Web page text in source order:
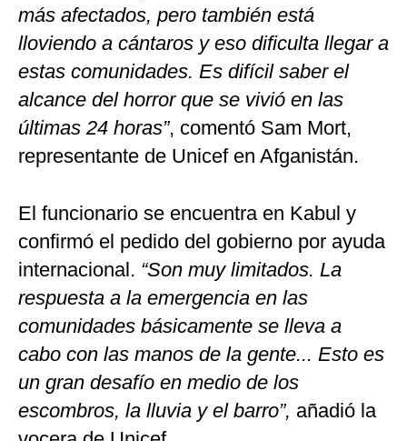
más afectados, pero también está
lloviendo a cántaros y eso dificulta llegar a
estas comunidades. Es difícil saber el
alcance del horror que se vivió en las
últimas 24 horas”, comentó Sam Mort,
representante de Unicef en Afganistán.
El funcionario se encuentra en Kabul y
confirmó el pedido del gobierno por ayuda
internacional. “Son muy limitados. La
respuesta a la emergencia en las
comunidades básicamente se lleva a
cabo con las manos de la gente... Esto es
un gran desafío en medio de los
escombros, la lluvia y el barro”, añadió la